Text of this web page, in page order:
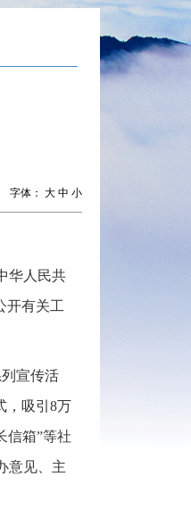
字体： 大 中 小
华人民共
开有关工
宣传活
，吸引8万
信箱”等社
意见、主